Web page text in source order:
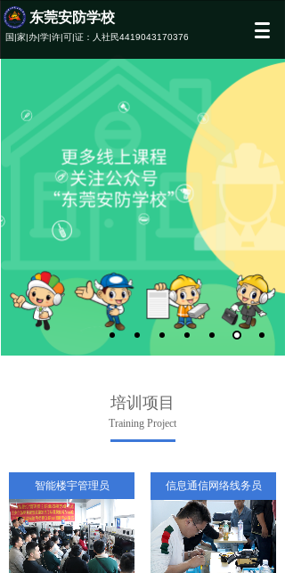
2021
培训项目
Training Project
智能楼宇管理员 信息通信网络线务员
国|家|办|学|许|可|证：人社民4419043170376
东莞安防学校